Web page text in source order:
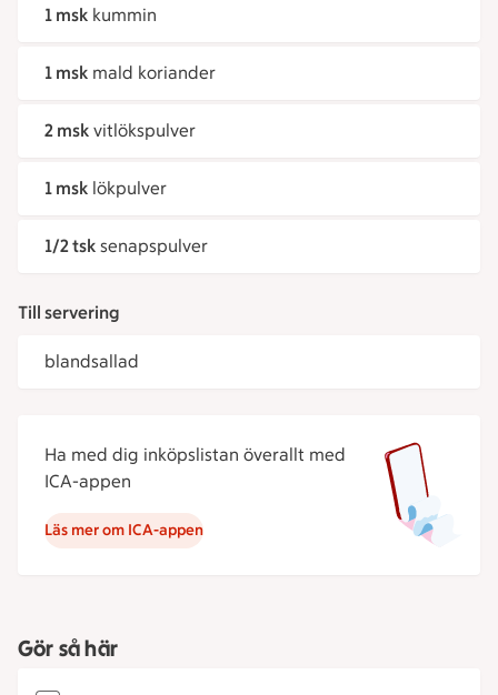
1 msk kummin
1 msk mald koriander
2 msk vitlökspulver
1 msk lökpulver
1/2 tsk senapspulver
Till servering
blandsallad
Ha med dig inköpslistan överallt med
ICA-appen
Läs mer om ICA-appen
Gör så här